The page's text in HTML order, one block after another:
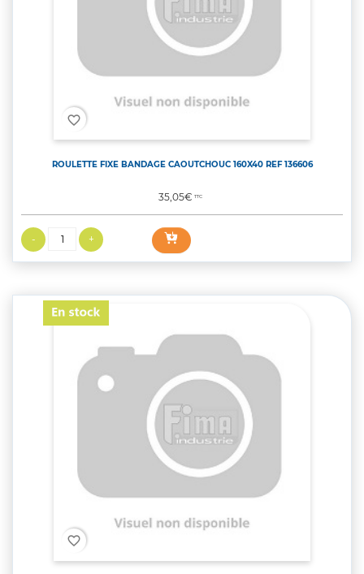
favorite_border
ROULETTE FIXE BANDAGE CAOUTCHOUC 160X40 REF 136606
Prix
35,05€TTC
favorite_border